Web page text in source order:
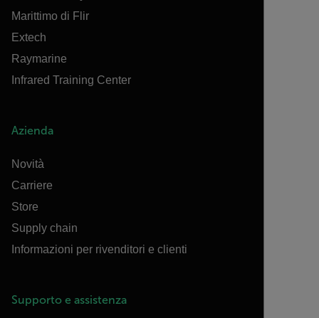
Marittimo di Flir
Extech
Raymarine
Infrared Training Center
Azienda
Novità
Carriere
Store
Supply chain
Informazioni per rivenditori e clienti
Supporto e assistenza